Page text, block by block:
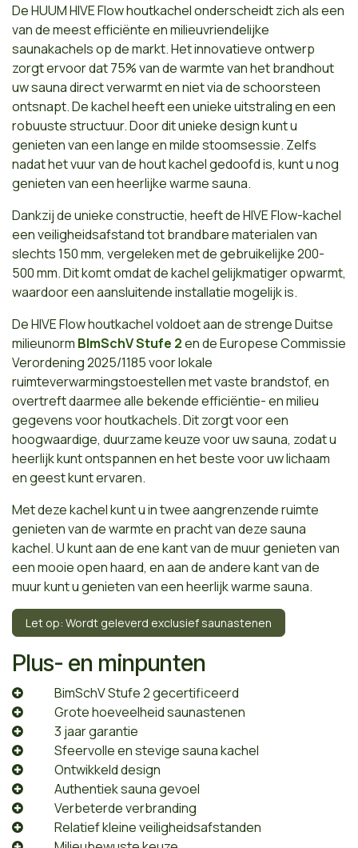
De HUUM HIVE Flow houtkachel onderscheidt zich als een
van de meest efficiënte en milieuvriendelijke
saunakachels op de markt. Het innovatieve ontwerp
zorgt ervoor dat 75% van de warmte van het brandhout
uw sauna direct verwarmt en niet via de schoorsteen
ontsnapt. De kachel heeft een unieke uitstraling en een
robuuste structuur. Door dit unieke design kunt u
genieten van een lange en milde stoomsessie. Zelfs
nadat het vuur van de hout kachel gedoofd is, kunt u nog
genieten van een heerlijke warme sauna.
Dankzij de unieke constructie, heeft de HIVE Flow-kachel
een veiligheidsafstand tot brandbare materialen van
slechts 150 mm, vergeleken met de gebruikelijke 200-
500 mm. Dit komt omdat de kachel gelijkmatiger opwarmt,
waardoor een aansluitende installatie mogelijk is.
De HIVE Flow houtkachel voldoet aan de strenge Duitse
milieunorm BImSchV Stufe 2en de Europese Commissie
Verordening 2025/1185 voor lokale
ruimteverwarmingstoestellen met vaste brandstof, en
overtreft daarmee alle bekende efficiëntie- en milieu
gegevens voor houtkachels. Dit zorgt voor een
hoogwaardige, duurzame keuze voor uw sauna, zodat u
heerlijk kunt ontspannen en het beste voor uw lichaam
en geest kunt ervaren.
Met deze kachel kunt u in twee aangrenzende ruimte
genieten van de warmte en pracht van deze sauna
kachel. U kunt aan de ene kant van de muur genieten van
een mooie open haard, en aan de andere kant van de
muur kunt u genieten van een heerlijk warme sauna.
Let op: Wordt geleverd exclusief saunastenen
Plus- en minpunten
​BimSchV Stufe 2 gecertificeerd
​Grote hoeveelheid saunastenen
​3 jaar garantie
​Sfeervolle en stevige sauna kachel
​Ontwikkeld design
​Authentiek sauna gevoel
​Verbeterde verbranding
​Relatief kleine veiligheidsafstanden